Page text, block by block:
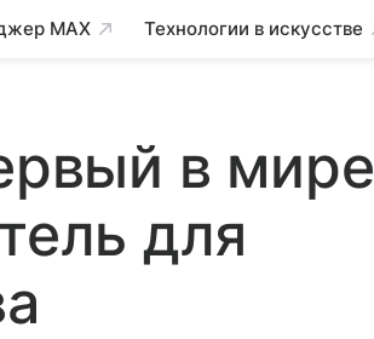
MAX Технологии в искусстве
в мире
для